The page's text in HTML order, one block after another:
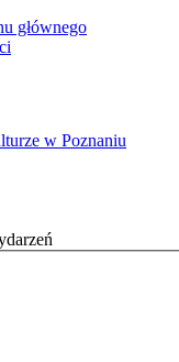
głównego
w Poznaniu